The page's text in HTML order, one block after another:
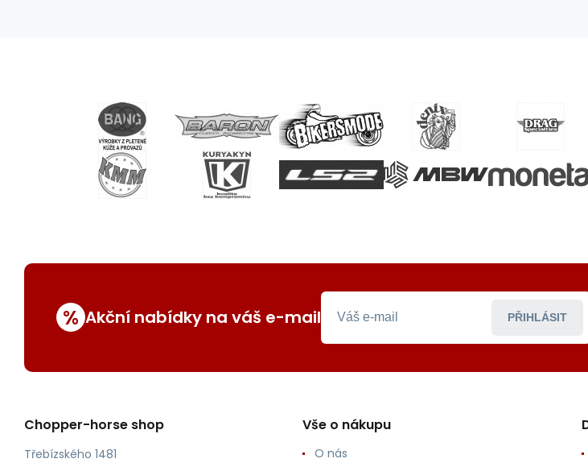
% Akční nabídky na váš e-mail PŘIHLÁSIT
Chopper-horse shop
Třebízského 1481
Vše o nákupu
O nás